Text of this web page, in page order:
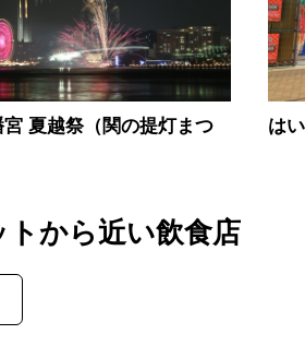
夏越祭（関の提灯まつ
は
トから近い飲食店